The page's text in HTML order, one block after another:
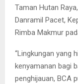
Taman Hutan
Danramil Pacet,
Rimba Makmur
“Lingkungan yang
kenyamanan bagi
penghijauan, BCA